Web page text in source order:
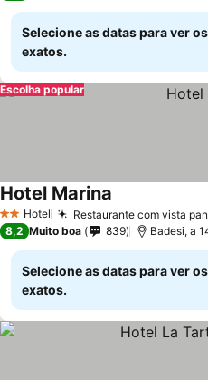
Selecione as datas para ver
exatos.
Escolha popular
2 Estrelas
Hotel Restaurante com vista
Hotel Marina
8,2 Muito boa 839 Badesi, a
Selecione as datas para ver
exatos.